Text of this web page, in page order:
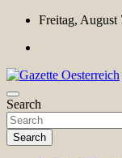
Skip
content
Freitag, August
Gazette
Magazin für Freizeit,
Search
Search